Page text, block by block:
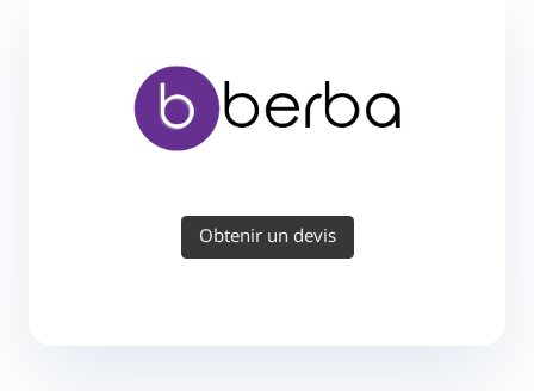
Obtenir un devis